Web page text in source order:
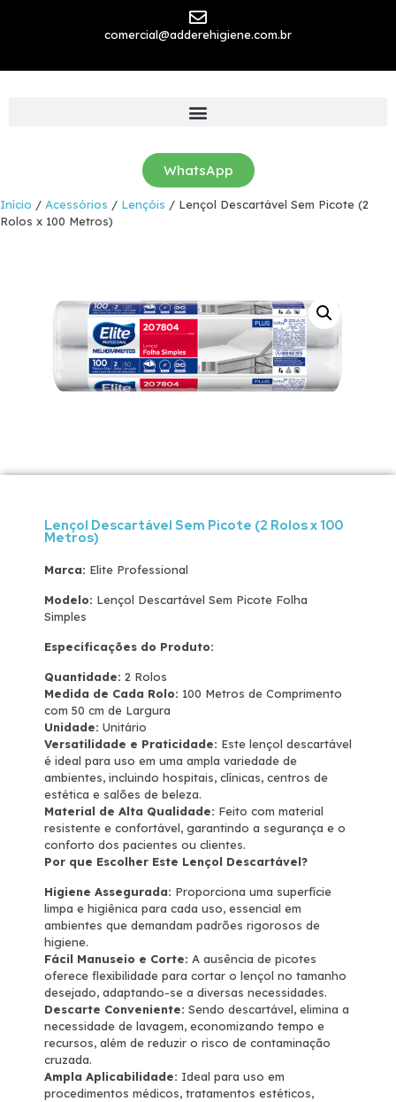
comercial@adderehigiene.com.br
WhatsApp
Início / Acessórios / Lençóis / Lençol Descartável Sem Picote (2
Rolos x 100 Metros)
Lençol Descartável Sem Picote (2 Rolos x 100
Metros)
Marca: Elite Professional
Modelo: Lençol Descartável Sem Picote Folha
Simples
Especificações do Produto:
Quantidade: 2 Rolos
Medida de Cada Rolo: 100 Metros de Comprimento
com 50 cm de Largura
Unidade: Unitário
Versatilidade e Praticidade: Este lençol descartável
é ideal para uso em uma ampla variedade de
ambientes, incluindo hospitais, clínicas, centros de
estética e salões de beleza.
Material de Alta Qualidade: Feito com material
resistente e confortável, garantindo a segurança e o
conforto dos pacientes ou clientes.
Por que Escolher Este Lençol Descartável?
Higiene Assegurada: Proporciona uma superfície
limpa e higiênica para cada uso, essencial em
ambientes que demandam padrões rigorosos de
higiene.
Fácil Manuseio e Corte: A ausência de picotes
oferece flexibilidade para cortar o lençol no tamanho
desejado, adaptando-se a diversas necessidades.
Descarte Conveniente: Sendo descartável, elimina a
necessidade de lavagem, economizando tempo e
recursos, além de reduzir o risco de contaminação
cruzada.
Ampla Aplicabilidade: Ideal para uso em
procedimentos médicos, tratamentos estéticos,